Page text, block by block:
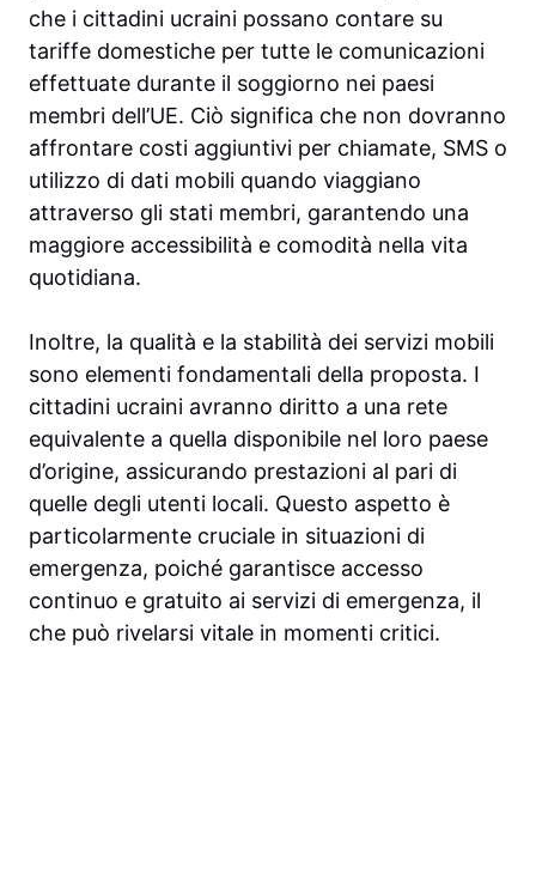
che i cittadini ucraini possano contare su
tariffe domestiche per tutte le comunicazioni
effettuate durante il soggiorno nei paesi
membri dell’UE. Ciò significa che non dovranno
affrontare costi aggiuntivi per chiamate, SMS o
utilizzo di dati mobili quando viaggiano
attraverso gli stati membri, garantendo una
maggiore accessibilità e comodità nella vita
quotidiana.
Inoltre, la qualità e la stabilità dei servizi mobili
sono elementi fondamentali della proposta. I
cittadini ucraini avranno diritto a una rete
equivalente a quella disponibile nel loro paese
d’origine, assicurando prestazioni al pari di
quelle degli utenti locali. Questo aspetto è
particolarmente cruciale in situazioni di
emergenza, poiché garantisce accesso
continuo e gratuito ai servizi di emergenza, il
che può rivelarsi vitale in momenti critici.